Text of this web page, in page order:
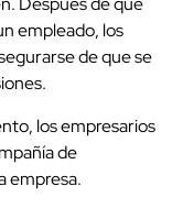
empleado, los
de que se
los empresarios
de
empresa.